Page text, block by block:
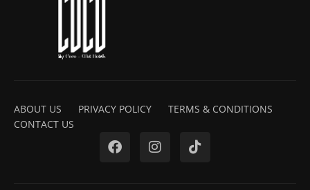
ABOUT US PRIVACY POLICY
TERMS & CONDITIONS
CONTACT US